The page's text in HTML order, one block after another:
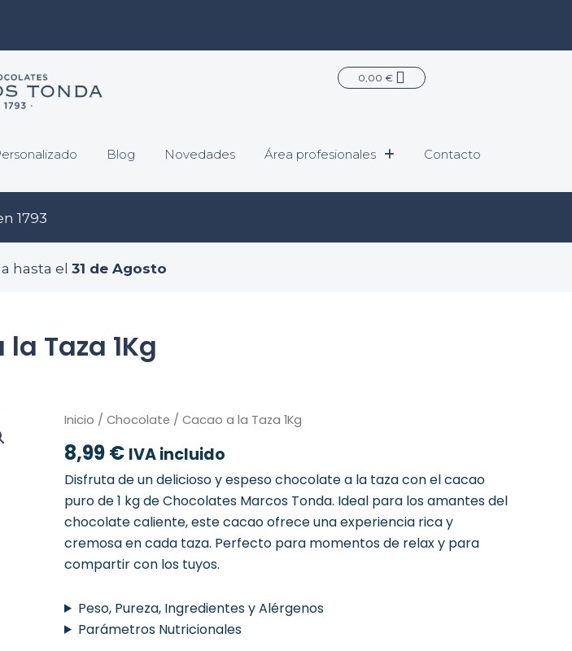
0,00 € Carrito
Blog Novedades Área profesionales Contacto
1793
hasta el 31 de Agosto
Taza 1Kg
Inicio / Chocolate / Cacao a la Taza 1Kg
8,99€ IVA incluido
Disfruta de un delicioso y espeso chocolate a la taza con el cacao
puro de 1 kg de Chocolates Marcos Tonda. Ideal para los amantes del
chocolate caliente, este cacao ofrece una experiencia rica y
cremosa en cada taza. Perfecto para momentos de relax y para
compartir con los tuyos.
Peso, Pureza, Ingredientes y Alérgenos
Parámetros Nutricionales
Cacao
la
Taza
1Kg
cantidad